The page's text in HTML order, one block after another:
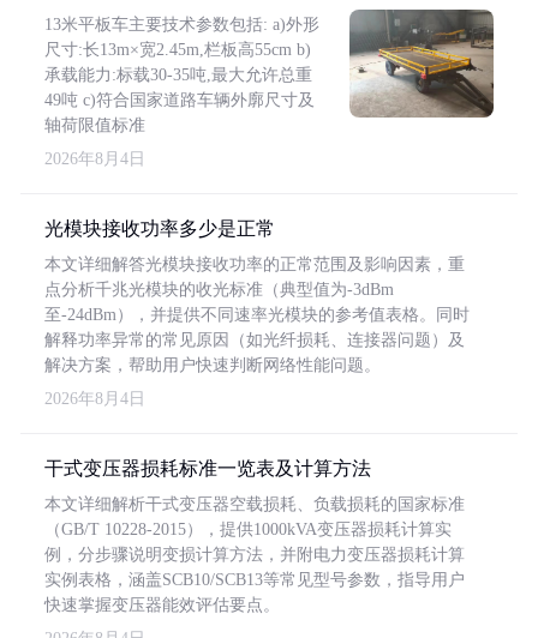
13米平板车主要技术参数包括: a)外形
尺寸:长13m×宽2.45m,栏板高55cm b)
承载能力:标载30-35吨,最大允许总重
49吨 c)符合国家道路车辆外廓尺寸及
轴荷限值标准
2026年8月4日
光模块接收功率多少是正常
本文详细解答光模块接收功率的正常范围及影响因素，重
点分析千兆光模块的收光标准（典型值为-3dBm
至-24dBm），并提供不同速率光模块的参考值表格。同时
解释功率异常的常见原因（如光纤损耗、连接器问题）及
解决方案，帮助用户快速判断网络性能问题。
2026年8月4日
干式变压器损耗标准一览表及计算方法
本文详细解析干式变压器空载损耗、负载损耗的国家标准
（GB/T 10228-2015），提供1000kVA变压器损耗计算实
例，分步骤说明变损计算方法，并附电力变压器损耗计算
实例表格，涵盖SCB10/SCB13等常见型号参数，指导用户
快速掌握变压器能效评估要点。